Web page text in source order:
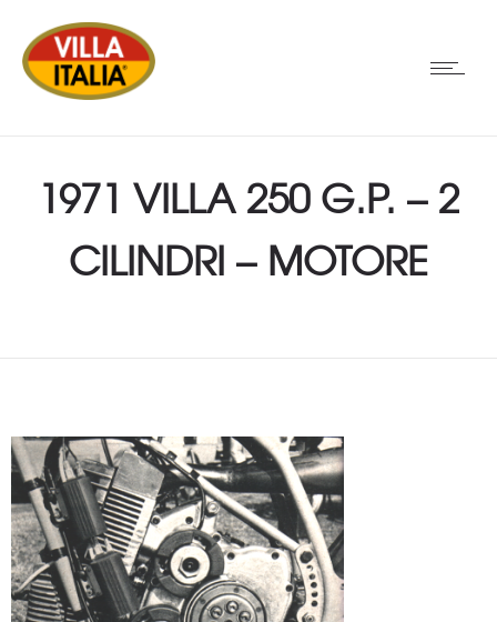
1971 VILLA 250 G.P. – 2
CILINDRI – MOTORE